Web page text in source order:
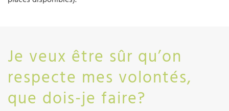
Je veux être sûr qu’on
respecte mes volontés,
que dois-je faire?